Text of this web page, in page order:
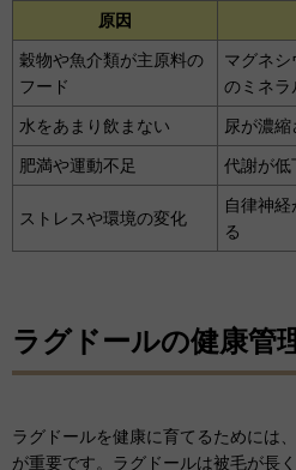
原因
穀物や魚介類が主原料の
フード
マグネシ
のミネラ
水をあまり飲まない 尿が濃
肥満や運動不足 代謝が低
ストレスや環境の変化
自律神
る
ラグドールの健康管
ラグドールを健康に育てるためには
が重要です。ラグドールは被毛が長